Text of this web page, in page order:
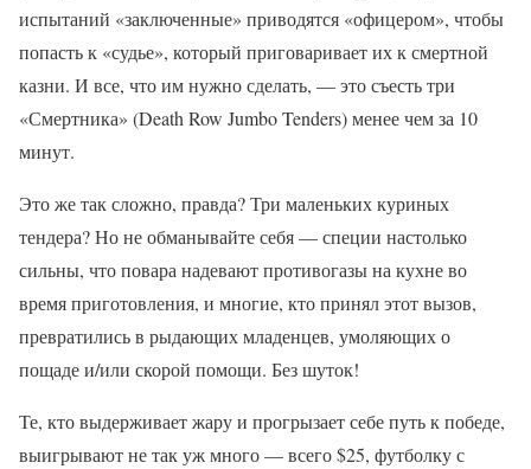
испытаний «заключенные» приводятся «офицером», чтобы
попасть к «судье», который приговаривает их к смертной
казни. И все, что им нужно сделать, — это съесть три
«Смертника» (Death Row Jumbo Tenders) менее чем за 10
минут.
Это же так сложно, правда? Три маленьких куриных
тендера? Но не обманывайте себя — специи настолько
сильны, что повара надевают противогазы на кухне во
время приготовления, и многие, кто принял этот вызов,
превратились в рыдающих младенцев, умоляющих о
пощаде и/или скорой помощи. Без шуток!
Те, кто выдерживает жару и прогрызает себе путь к победе,
выигрывают не так уж много — всего $25, футболку с